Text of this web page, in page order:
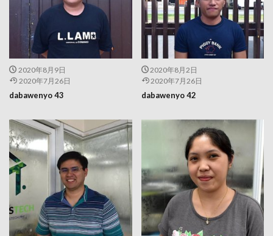
2020年8月9日
2020年7月26日
dabawenyo 43
2020年8月2日
2020年7月26日
dabawenyo 42